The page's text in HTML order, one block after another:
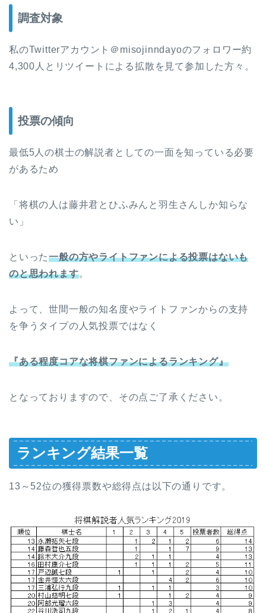
調査対象
私のTwitterアカウント＠misojinndayoのフォロワー約
4,300人とリツイートによる拡散を見て参加した方々。
投票の傾向
最低5人の棋士の解説者としての一面を知っている必要
があるため
「将棋の人は藤井君とひふみんと羽生さんしか知らな
い」
といった一般の方やライトファンによる投票はないも
のと思われます。
よって、世間一般の知名度やライトファンからの支持
を争うタイプの人気投票ではなく
『ある程度コアな将棋ファンによるランキング』
となっておりますので、その点ご了承ください。
ランキング結果一覧
13～52位の獲得票数や総得点は以下の通りです。